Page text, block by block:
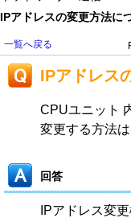
IPアドレスの変更方法に
一覧へ戻る
IPアドレス
CPUユニット
変更する方法
回答
IPアドレス変